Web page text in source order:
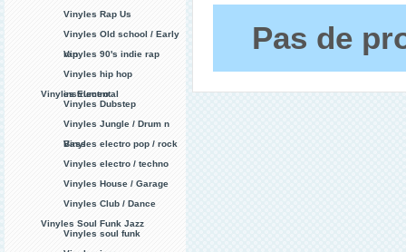
Vinyles Rap Us
Vinyles Old school / Early
rap
Vinyles 90's indie rap
Vinyles hip hop
instrumental
Vinyles Electro
Vinyles Dubstep
Vinyles Jungle / Drum n
Bass
Vinyles electro pop / rock
Vinyles electro / techno
Vinyles House / Garage
Vinyles Club / Dance
Vinyles Soul Funk Jazz
Vinyles soul funk
Pas de